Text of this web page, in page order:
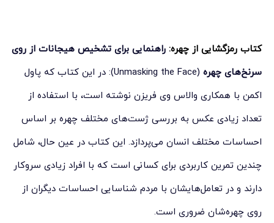
کتاب رمزگشایی از چهره: راهنمایی برای تشخیص هیجانات از روی
سرنخ‌های چهره
(Unmasking the Face): در این کتاب که پاول
اکمن با همکاری والاس وی فریزن نوشته است، با استفاده از
تعداد زیادی عکس‌ به بررسی ژست‌های مختلف چهره بر اساس
احساسات مختلف انسان می‌پردازد. این کتاب در عین حال، شامل
چندین تمرین کاربردی برای کسانی است که با افراد زیادی سروکار
دارند و در تعامل‌هایشان با مردم شناسایی احساسات دیگران از
روی چهره‌شان ضروری است.